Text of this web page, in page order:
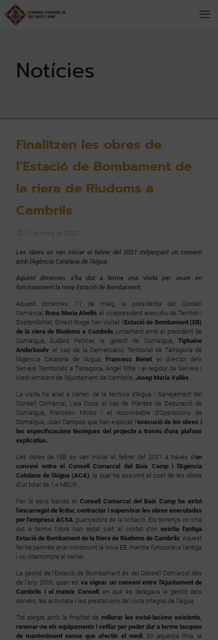
Finalitzen les obres de
l’Estació de Bombament de
la riera de Riudoms a
Cambrils
11 de maig de 2022
Les obres es van iniciar el febrer del 2021 mitjançant un conveni
amb l'Agència Catalana de l'Aigua.
Aquest dimecres s'ha dut a terme una visita per veure en
funcionament la nova Estació de Bombament.
Aquest dimecres, 11 de maig, la presidenta del Consell
Comarcal, Rosa Maria Abelló, el vicepresident executiu de Territori i
Sostenibilitat, Ernest Roigé han visitat l'Estació de Bombament (EB)
de la riera de Riudoms a Cambrils juntament amb el president de
Comaigua, Eudard Pellicer, la gerent de Comaigua, Tiphaine
Anderbouhr, el cap de la Demarcació Territorial de Tarragona de
l'Agència Catalana de l'Aigua, Francesc Benet, el director dels
Serveis Territorials a Tarragona, Àngel Xifre i el regidor de Serveis i
Medi Ambient de l'Ajuntament de Cambrils, Josep Maria Vallès.
La visita ha anat a càrrec de la tècnica d'Aigua i Sanejament del
Consell Comarcal, Laia Coca, el cap de Plantes de Depuració de
Comaigua, Francesc Molas i el responsable d'Operacions de
Comaigua, Joan Campos que han explicat l'execució de les obres i
les especificacions tècniques del projecte a través d'uns plafons
explicatius.
Les obres de l'EB es van iniciar el febrer del 2021 a través d'un
conveni entre el Consell Comarcal del Baix Camp i l'Agència
Catalana de l'Aigua (ACA), la qual ha assumit el cost de les obres
d'un total de 1,4 MEUR.
Per la seva banda, el Consell Comarcal del Baix Camp ha estat
l'encarregat de licitar, contractar i supervisar les obres executades
per l'empresa ACSA, guanyadora de la licitació. Els terrenys on s'ha
dut a terme l'obra han estat just al costat d'onexistia l'antiga
Estació de Bombament de la Riera de Riudoms de Cambrils. Aquest
fet ha permès anar construint la nova EB, mentre funcionava l'antiga
i no interrompre el servei.
La gestió de l'Estació de Bombament és del Consell Comarcal des
de l'any 2006, quan es va signar un conveni entre l'Ajuntament de
Cambrils i el mateix Consell , en què es delegava la gestió dels
serveis, les activitats i les prestacions del cicle integral de l'aigua.
Tot plegat, amb la finalitat de millorar les instal·lacions existents,
renovar-ne els equipaments i vetllar per poder dur a terme tasques
de manteniment sense que afectin el medi. En aquesta línia, la